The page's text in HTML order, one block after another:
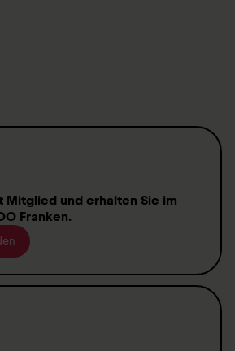
Mitglied und erhalten Sie im
Franken.